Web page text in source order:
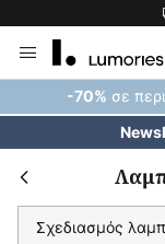
Η
Μετάβαση
στο
περιεχόμενο
-70% σε
Σχεδιασμός